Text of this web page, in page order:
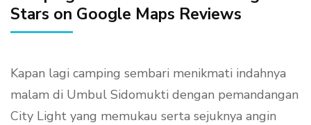
Stars on Google Maps Reviews
Kapan lagi camping sembari menikmati indahnya
malam di Umbul Sidomukti dengan pemandangan
City Light yang memukau serta sejuknya angin